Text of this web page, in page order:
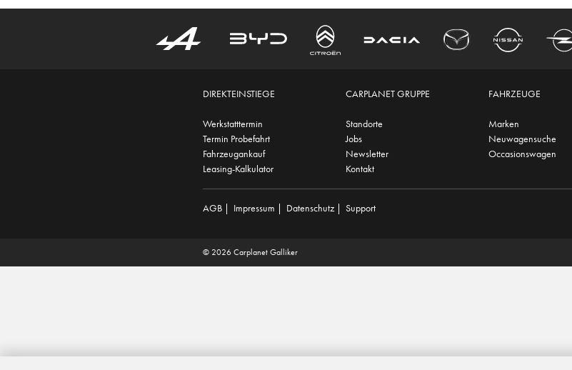
DIREKTEINSTIEGE
Werkstatttermin
Termin Probefahrt
Fahrzeugankauf
Leasing-Kalkulator
CARPLANET GRUPPE
Standorte
Jobs
Newsletter
Kontakt
FAHRZEUGE
Marken
Neuwagensuche
Occasionswagen
AGB | Impressum | Datenschutz| Support
© 2026 Carplanet Galliker